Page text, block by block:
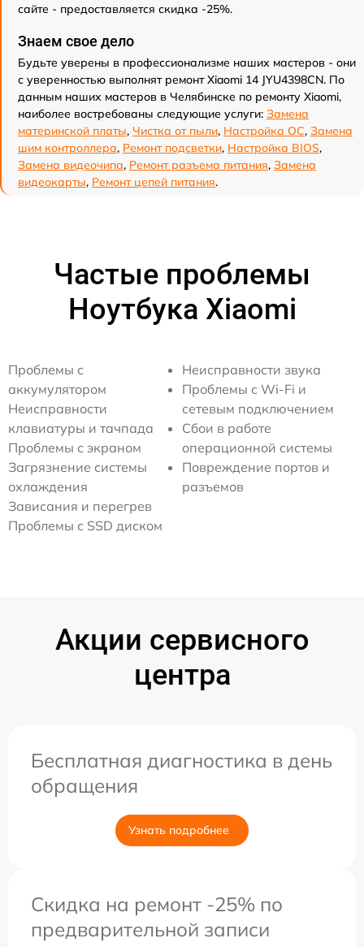
сайте - предоставляется скидка -25%.
Знаем свое дело
Будьте уверены в профессионализме наших мастеров - они
с уверенностью выполнят ремонт Xiaomi 14 JYU4398CN. По
данным наших мастеров в Челябинске по ремонту Xiaomi,
наиболее востребованы следующие услуги: Замена
материнской платы, Чистка от пыли, Настройка ОС, Замена
шим контроллера, Ремонт подсветки, Настройка BIOS,
Замена видеочипа, Ремонт разъема питания, Замена
видеокарты, Ремонт цепей питания.
Частые проблемы
Ноутбука Xiaomi
Проблемы с
аккумулятором
Неисправности
клавиатуры и тачпада
Проблемы с экраном
Загрязнение системы
охлаждения
Неисправности звука
Проблемы с Wi-Fi и
сетевым подключением
Сбои в работе
операционной системы
Повреждение портов и
разъемов
Зависания и перегрев
Проблемы с SSD диском
Акции сервисного
центра
Бесплатная диагностика в день
обращения
Узнать подробнее
Скидка на ремонт -25% по
предварительной записи